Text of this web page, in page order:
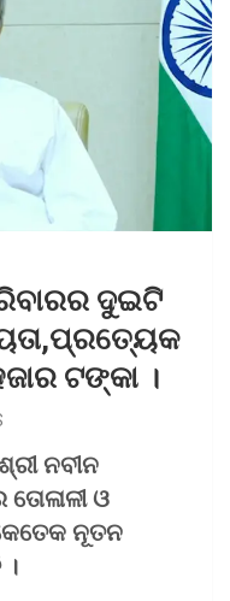
ଦୁଇଟି
ଟଙ୍କା ।
ନବୀନ
ଓ
ନୂତନ